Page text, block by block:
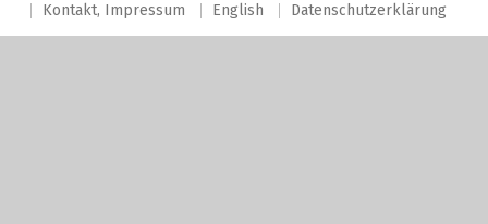
Kontakt, Impressum
English Datenschutzerklärung